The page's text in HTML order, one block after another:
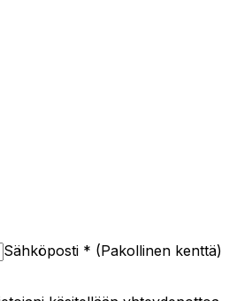
Sähköposti * (Pakollinen kenttä)